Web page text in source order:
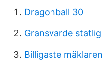
Dragonball 30
Gransvarde
Billigaste